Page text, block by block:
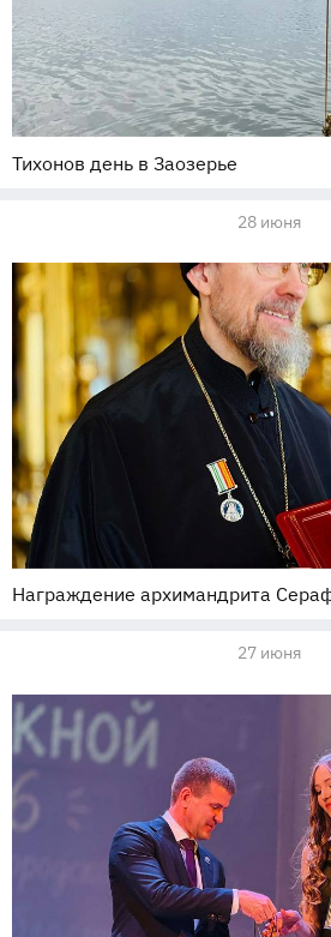
Тихонов день в Заозерье
28 июня
Награждение архимандрита
27 июня